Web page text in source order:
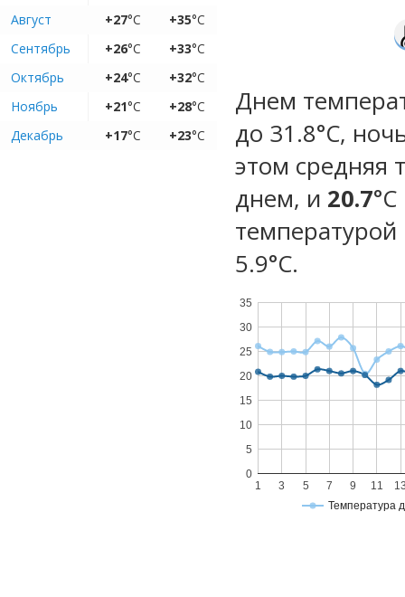
Август
+27°C +35°C
Сентябрь
+26°C +33°C
Октябрь
+24°C +32°C
Ноябрь
+21°C +28°C
Декабрь
+17°C +23°C
Днем
до 31.8°C,
этом средняя
днем, и 20.7
температурой
5.9°С.
Температура
1 3 5 7 9 11
0
5
10
15
20
25
30
35